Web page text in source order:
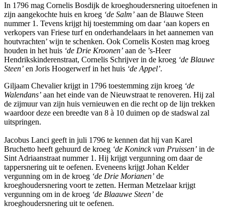
In 1796 mag Cornelis Bosdijk de kroeghoudersnering uitoefenen in
zijn aangekochte huis en kroeg ‘de Salm’ aan de Blauwe Steen
nummer 1. Tevens krijgt hij toestemming om daar ‘aan kopers en
verkopers van Friese turf en onderhandelaars in het aannemen van
houtvrachten’ wijn te schenken. Ook Cornelis Kosten mag kroeg
houden in het huis ‘de Drie Kroonen’ aan de ’s-Heer
Hendrikskinderenstraat, Cornelis Schrijver in de kroeg ‘de Blauwe
Steen’ en Joris Hoogerwerf in het huis ‘de Appel’.
Giljaam Chevalier krijgt in 1796 toestemming zijn kroeg ‘de
Walendans’ aan het einde van de Nieuwstraat te renoveren. Hij zal
de zijmuur van zijn huis vernieuwen en die recht op de lijn trekken
waardoor deze een breedte van 8 à 10 duimen op de stadswal zal
uitspringen.
Jacobus Lanci geeft in juli 1796 te kennen dat hij van Karel
Bruchetto heeft gehuurd de kroeg ‘de Koninck van Pruissen’ in de
Sint Adriaanstraat nummer 1. Hij krijgt vergunning om daar de
tappersnering uit te oefenen. Eveneens krijgt Johan Kelder
vergunning om in de kroeg ‘de Drie Morianen’ de
kroeghoudersnering voort te zetten. Herman Metzelaar krijgt
vergunning om in de kroeg ‘de Blaauwe Steen’ de
kroeghoudersnering uit te oefenen.